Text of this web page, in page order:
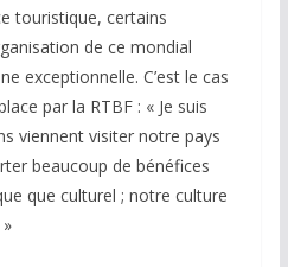
touristique, certains
de ce mondial
exceptionnelle. C’est le cas
par la RTBF : « Je suis
viennent visiter notre pays
beaucoup de bénéfices
que culturel ; notre culture